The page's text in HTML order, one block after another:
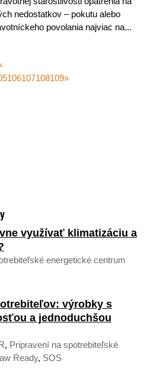
nedostatkov – pokutu alebo
povolania najviac na...
106107108109»
využívať klimatizáciu a
energetické centrum
výrobky s
a jednoduchšou
, Pripravení na spotrebiteľské
Ready, SOS